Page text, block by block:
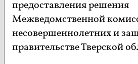
предоставления решения
Межведомственной
несовершеннолетних и
правительстве Тверской